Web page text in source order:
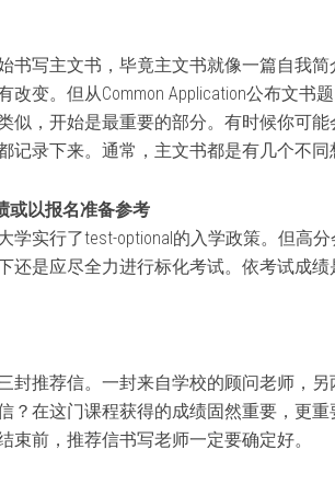
书写主文书，毕竟主文书就像一篇自我
改变。但从Common Application公布文书
似，开始是最重要的部分。有时候你可
记录下来。通常，主文书都是有几个不同
或以报名准备参考
学实行了test-optional的入学政策。但高
还是应尽全力进行标化考试。依考试成
封推荐信。一封来自学校的顾问老师，另
？在这门课程获得的成绩固然重要，更
束前，推荐信书写老师一定要确定好。